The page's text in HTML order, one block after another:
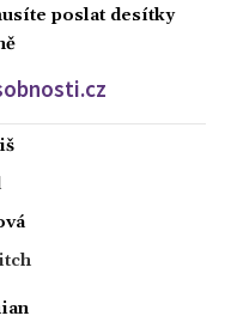
poslat desítky